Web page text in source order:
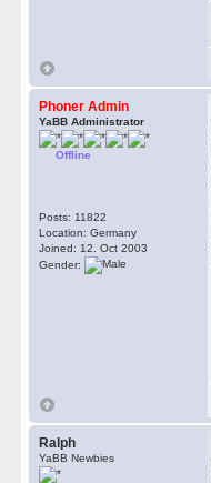
Phoner Admin
YaBB Administrator
Offline
Posts: 11822
Location: Germany
Joined: 12. Oct 2003
Gender:
Ralph
YaBB Newbies